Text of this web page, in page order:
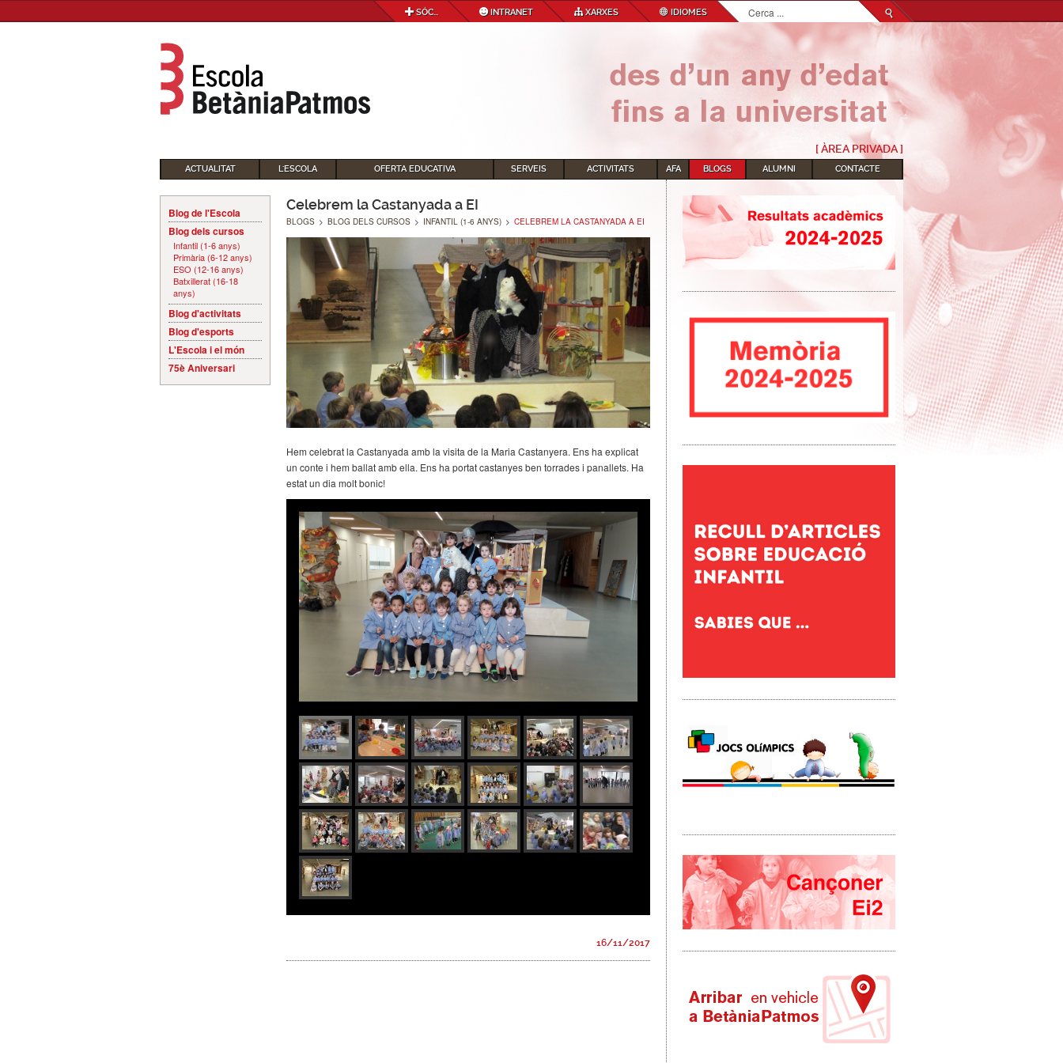
SÓC... INTRANET XARXES IDIOMES
Cerca
...
[ ÀREA PRIVADA ]
ACTUALITAT L'ESCOLA OFERTA EDUCATIVA SERVEIS ACTIVITATS AFA BLOGS ALUMNI CONTACTE
Blog de l'Escola
Blog dels cursos
Infantil (1-6 anys)
Primària (6-12 anys)
ESO (12-16 anys)
Batxillerat (16-18
anys)
Blog d'activitats
Blog d'esports
L'Escola i el món
75è Aniversari
Celebrem la Castanyada a EI
BLOGS > BLOG DELS CURSOS > INFANTIL (1-6 ANYS) > CELEBREM LA CASTANYADA A EI
Hem celebrat la Castanyada amb la visita de la Maria Castanyera. Ens ha explicat
un conte i hem ballat amb ella. Ens ha portat castanyes ben torrades i panallets. Ha
estat un dia molt bonic!
16/11/2017